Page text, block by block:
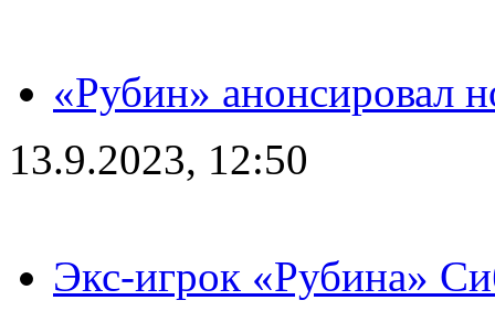
«Рубин» анонсировал
13.9.2023, 12:50
Экс-игрок «Рубина»